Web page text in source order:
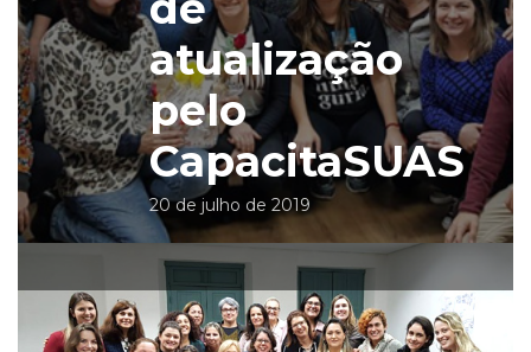
atualização
pelo
CapacitaSUAS
20 de julho de 2019